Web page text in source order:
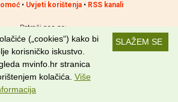
• Uvjeti korištenja• RSS kanali
Potraži nas na:
SLAŽEM SE
(„cookies“) kako bi
korisničko iskustvo.
mvinfo.hr stranica
kolačića. Više